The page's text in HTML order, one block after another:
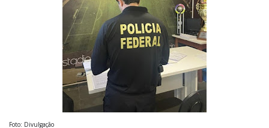
Foto: Divulgação